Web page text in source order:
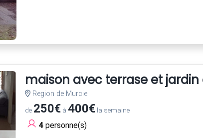
maison avec terrase et
Region de Murcie
de 250€à 400€la semaine
4personne(s)